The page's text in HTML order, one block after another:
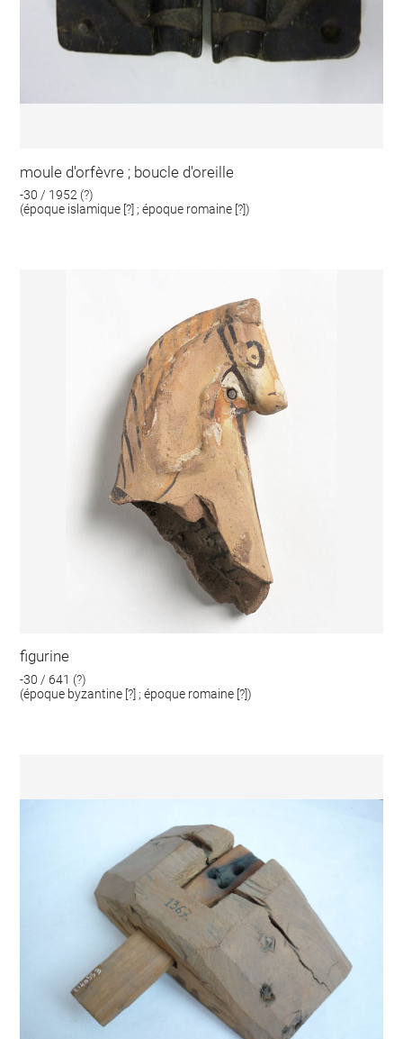
moule d'orfèvre ; boucle d'oreille
-30 / 1952 (?)
(époque islamique [?] ; époque romaine [?])
figurine
-30 / 641 (?)
(époque byzantine [?] ; époque romaine [?])